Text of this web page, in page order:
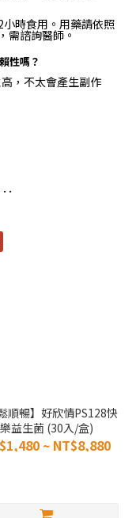
時食用。用藥請依照
需諮詢醫師。
性嗎？
，不太會產生副作
順暢】好欣情PS128快
樂益生菌 (30入/盒)
~ NT$8,880